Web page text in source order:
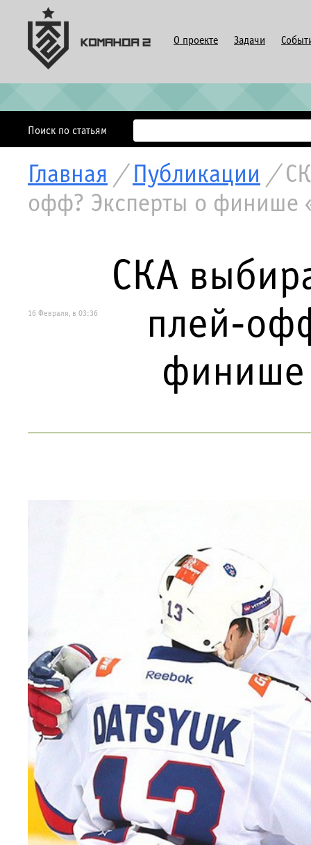
О проекте Задачи
Поиск по статьям
Главная / Публикации /
офф? Эксперты о финише
16 Февраля, в 03:36
СКА
плей-
финише